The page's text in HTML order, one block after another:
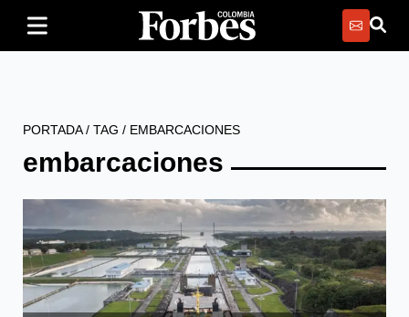
PORTADA/ TAG / EMBARCACIONES
embarcaciones